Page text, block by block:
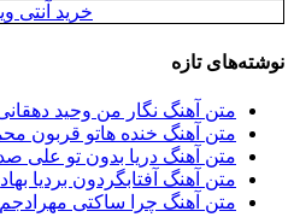
خرید آنتی
نوشته‌های تازه
متن آهنگ نگار من وحید
متن آهنگ خنده هاتو قربون
متن آهنگ دریا بدون تو علی
متن آهنگ آفتابگردون بردیا
متن آهنگ چرا ساکتی مهرادجم